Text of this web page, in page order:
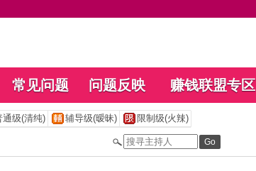
常见问题 问题反映 赚钱联盟专区
通级(清纯) 辅导级(暧昧) 限制级(火辣)